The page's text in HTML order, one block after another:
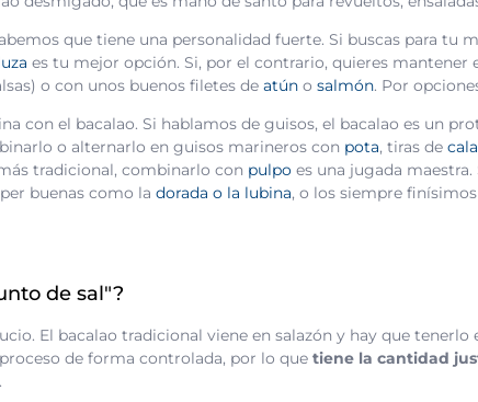
que tiene una personalidad fuerte. Si buscas para tu
es tu mejor opción. Si, por el contrario, quieres mantener
o con unos buenos filetes de atún o salmón. Por
con el bacalao. Si hablamos de guisos, el bacalao es un
o alternarlo en guisos marineros con pota, tiras de
tradicional, combinarlo con pulpo es una jugada
buenas como la dorada o la lubina, o los siempre finísimos
de sal"?
El bacalao tradicional viene en salazón y hay que
de forma controlada, por lo que tiene la cantidad